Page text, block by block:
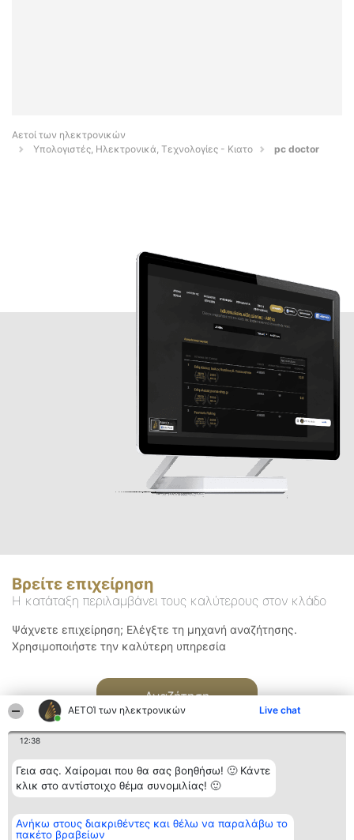
ΑΕΤΟΊ των ηλεκτρονικών Live chat
12:38
Γεια σας. Χαίρομαι που θα σας βοηθήσω! 🙂 Κάντε
κλικ στο αντίστοιχο θέμα συνομιλίας! 🙂
Ανήκω στους διακριθέντες και θέλω να παραλάβω το
πακέτο βραβείων
Αετοί των ηλεκτρονικών
Υπολογιστές, Ηλεκτρονικά, Τεχνολογίες - Κιατο
pc doctor
Βρείτε επιχείρηση
Η κατάταξη περιλαμβάνει τους καλύτερους στον κλάδο
Ψάχνετε επιχείρηση; Ελέγξτε τη μηχανή αναζήτησης.
Χρησιμοποιήστε την καλύτερη υπηρεσία
Αναζήτηση
Διοργανωτής της
κατάταξης
BEAUTIFUL COMPANY
Κατάταξη
Διακριθέντες
Επικοινωνία
Επικοινωνία